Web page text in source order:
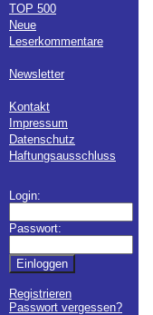
TOP 500
Neue
Leserkommentare
Newsletter
Kontakt
Impressum
Datenschutz
Haftungsausschluss
Login:
Passwort:
Registrieren
Passwort vergessen?